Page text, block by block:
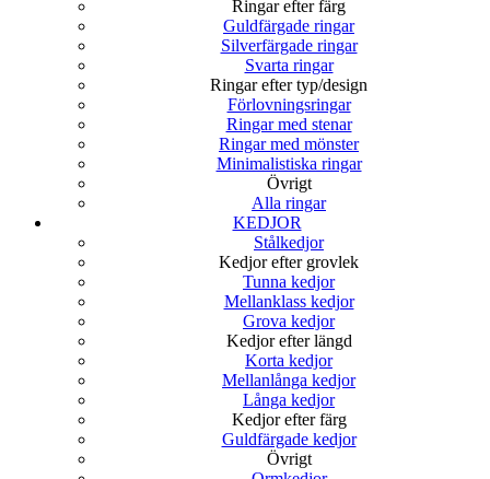
Ringar efter färg
Guldfärgade ringar
Silverfärgade ringar
Svarta ringar
Ringar efter typ/design
Förlovningsringar
Ringar med stenar
Ringar med mönster
Minimalistiska ringar
Övrigt
Alla ringar
KEDJOR
Stålkedjor
Kedjor efter grovlek
Tunna kedjor
Mellanklass kedjor
Grova kedjor
Kedjor efter längd
Korta kedjor
Mellanlånga kedjor
Långa kedjor
Kedjor efter färg
Guldfärgade kedjor
Övrigt